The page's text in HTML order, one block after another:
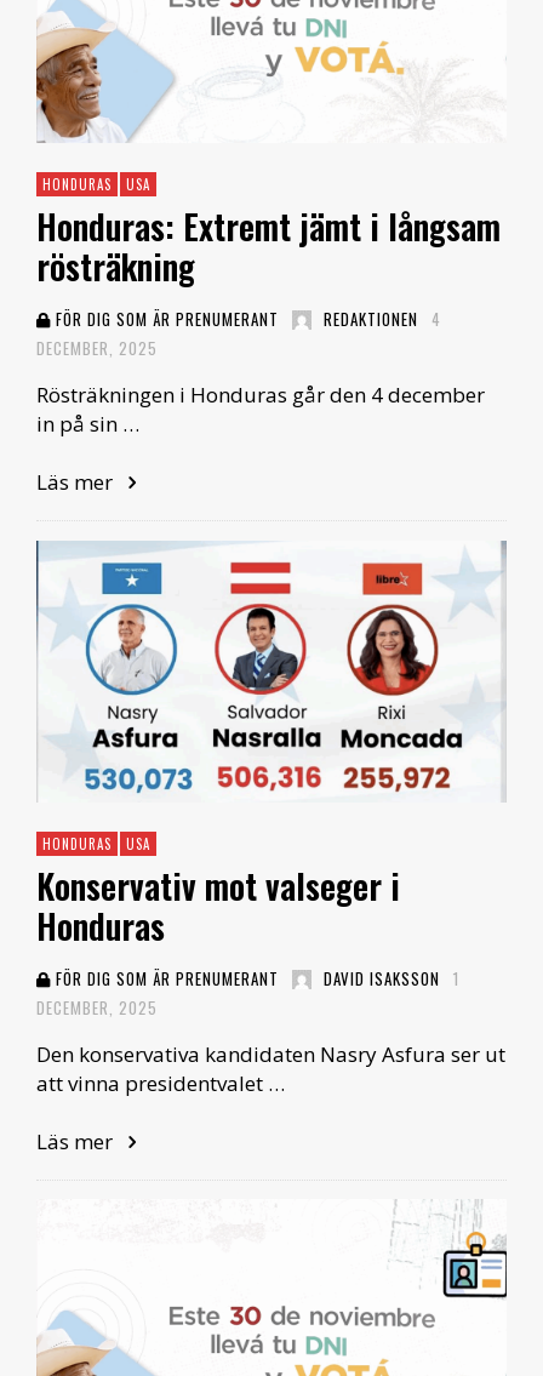
HONDURAS USA
Honduras: Extremt jämt i långsam
rösträkning
FÖR DIG SOM ÄR PRENUMERANT REDAKTIONEN
4
DECEMBER, 2025
Rösträkningen i Honduras går den 4 december
in på sin …
Läs mer
HONDURAS USA
Konservativ mot valseger i
Honduras
FÖR DIG SOM ÄR PRENUMERANT DAVID ISAKSSON 1
DECEMBER, 2025
Den konservativa kandidaten Nasry Asfura ser ut
att vinna presidentvalet …
Läs mer